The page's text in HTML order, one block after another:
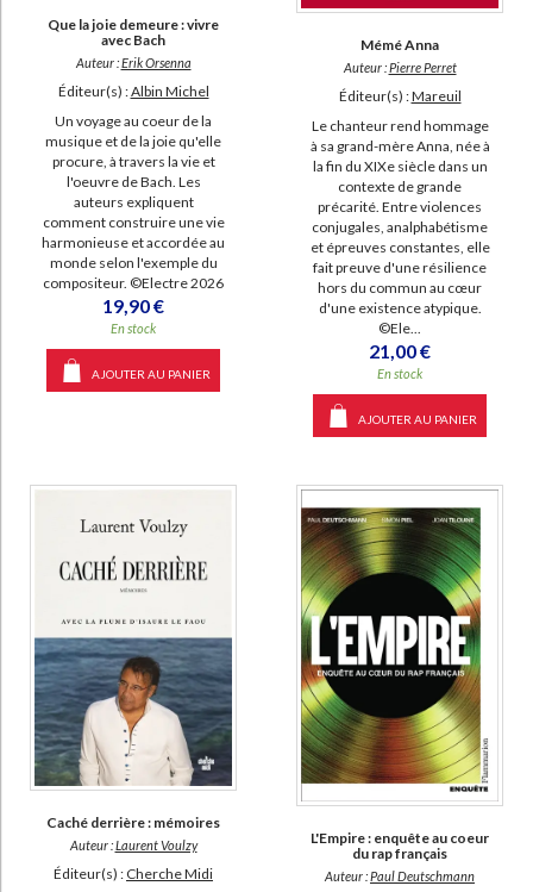
a-paraitre (223)
Que la joie demeure : vivre
avec Bach
Auteur :Erik Orsenna
Éditeur(s) :Albin Michel
Un voyage au coeur de la
musique et de la joie qu'elle
procure, à travers la vie et
l'oeuvre de Bach. Les
auteurs expliquent
comment construire une vie
harmonieuse et accordée au
monde selon l'exemple du
compositeur. ©Electre 2026
19,90 €
En stock
AJOUTER AU PANIER
Mémé Anna
Auteur :Pierre Perret
Éditeur(s) :Mareuil
Le chanteur rend hommage
à sa grand-mère Anna, née à
la fin du XIXe siècle dans un
contexte de grande
précarité. Entre violences
conjugales, analphabétisme
et épreuves constantes, elle
fait preuve d'une résilience
hors du commun au cœur
d'une existence atypique.
©Ele...
21,00 €
En stock
AJOUTER AU PANIER
Caché derrière : mémoires
Auteur :Laurent Voulzy
Éditeur(s) : Cherche Midi
L'Empire : enquête au coeur
du rap français
Auteur : Paul Deutschmann